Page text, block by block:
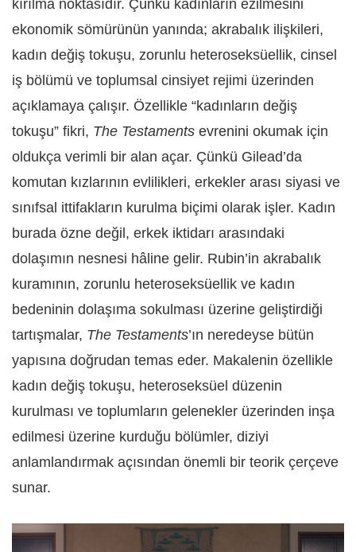
kırılma noktasıdır. Çünkü kadınların ezilmesini
ekonomik sömürünün yanında; akrabalık ilişkileri,
kadın değiş tokuşu, zorunlu heteroseksüellik, cinsel
iş bölümü ve toplumsal cinsiyet rejimi üzerinden
açıklamaya çalışır. Özellikle “kadınların değiş
tokuşu” fikri, The Testaments evrenini okumak için
oldukça verimli bir alan açar. Çünkü Gilead’da
komutan kızlarının evlilikleri, erkekler arası siyasi ve
sınıfsal ittifakların kurulma biçimi olarak işler. Kadın
burada özne değil, erkek iktidarı arasındaki
dolaşımın nesnesi hâline gelir. Rubin’in akrabalık
kuramının, zorunlu heteroseksüellik ve kadın
bedeninin dolaşıma sokulması üzerine geliştirdiği
tartışmalar, The Testaments’ın neredeyse bütün
yapısına doğrudan temas eder. Makalenin özellikle
kadın değiş tokuşu, heteroseksüel düzenin
kurulması ve toplumların gelenekler üzerinden inşa
edilmesi üzerine kurduğu bölümler, diziyi
anlamlandırmak açısından önemli bir teorik çerçeve
sunar.